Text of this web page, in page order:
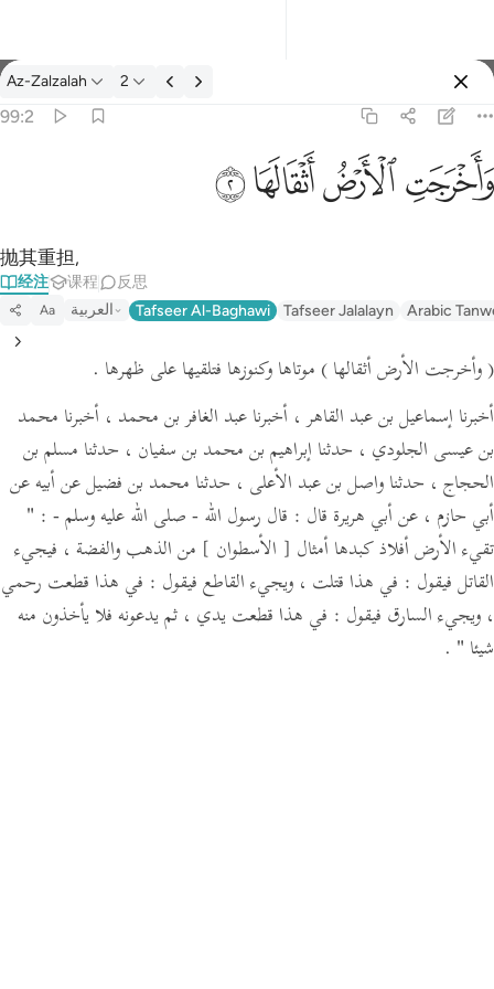
经注: Az-Zalzalah 99:2
Az-Zalzalah 2
99:2
ﱺﱻﱼﱽ
抛其重担,
经注 课程 反思
Aa العربية Tafseer Al-Baghawi Tafseer Jalalayn Arabic
( وأخرجت الأرض أثقالها ) موتاها وكنوزها فتلقيها على ظهرها .
أخبرنا إسماعيل بن عبد القاهر ، أخبرنا عبد الغافر بن محمد ، أخبرنا محمد
بن عيسى الجلودي ، حدثنا إبراهيم بن محمد بن سفيان ، حدثنا مسلم بن
الحجاج ، حدثنا واصل بن عبد الأعلى ، حدثنا محمد بن فضيل عن أبيه عن
أبي حازم ، عن أبي هريرة قال : قال رسول الله - صلى الله عليه وسلم - :
"
تقيء الأرض أفلاذ كبدها أمثال [ الأسطوان ] من الذهب والفضة ، فيجيء
القاتل فيقول : في هذا قتلت ، ويجيء القاطع فيقول : في هذا قطعت رحمي
، ويجيء السارق فيقول : في هذا قطعت يدي ، ثم يدعونه فلا يأخذون منه
شيئا " .